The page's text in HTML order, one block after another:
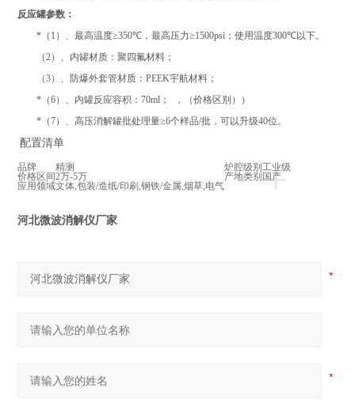
反应罐参数：
* （ 1 ） 、最高温度≥350℃ ，最高压力≥1500psi ；使用温度300℃以下。
（2）、 内罐材质：聚四氟材料 ；
（3）、 防爆外套管材质：PEEK宇航材料 ；
* （6）、内罐反应容积 ：70ml ；
，（价格区别））
* （7）、高压消解罐批处理量≥6个样品/批 ，可以升级40位。
配置清单
+
品牌 精测 炉腔级别工业级
价格区间2万-5万 产地类别 国产
应用领域文体,包装/造纸/印刷,钢铁/金属,烟草,电气
河北微波消解仪厂家